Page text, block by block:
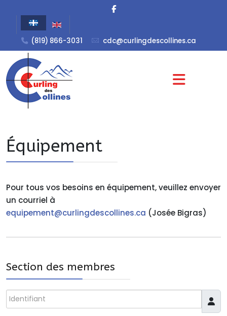
(819) 866-3031 cdc@curlingdescollines.ca
Équipement
Pour tous vos besoins en équipement, veuillez envoyer
un courriel à
equipement@curlingdescollines.ca (Josée Bigras)
Section des membres
Identifiant